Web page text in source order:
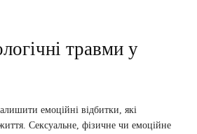
травми у
емоційні відбитки, які
Сексуальне, фізичне чи емоційне